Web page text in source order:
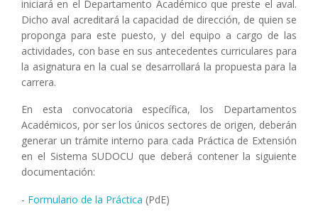
iniciará en el Departamento Académico que preste el aval.
Dicho aval acreditará la capacidad de dirección, de quien se
proponga para este puesto, y del equipo a cargo de las
actividades, con base en sus antecedentes curriculares para
la asignatura en la cual se desarrollará la propuesta para la
carrera.
En esta convocatoria específica, los Departamentos
Académicos, por ser los únicos sectores de origen, deberán
generar un trámite interno para cada Práctica de Extensión
en el Sistema SUDOCU que deberá contener la siguiente
documentación:
- Formulario de la Práctica (PdE)